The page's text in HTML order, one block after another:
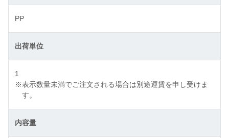
PP
出荷単位
1
※表示数量未満でご注文される場合は別途運賃を申し受けま
す。
内容量